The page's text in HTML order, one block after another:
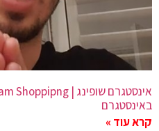
באינסטגרם
קרא עוד »